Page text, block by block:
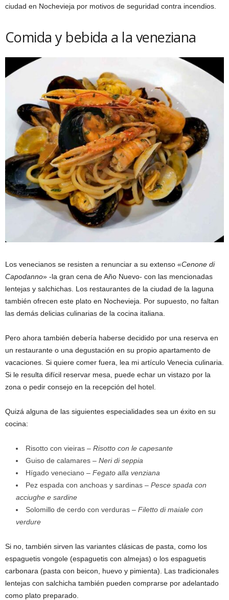
ciudad en Nochevieja por motivos de seguridad contra incendios.
Comida y bebida a la veneziana
Los venecianos se resisten a renunciar a su extenso «Cenone di
Capodanno» -la gran cena de Año Nuevo- con las mencionadas
lentejas y salchichas. Los restaurantes de la ciudad de la laguna
también ofrecen este plato en Nochevieja. Por supuesto, no faltan
las demás delicias culinarias de la cocina italiana.
Pero ahora también debería haberse decidido por una reserva en
un restaurante o una degustación en su propio apartamento de
vacaciones. Si quiere comer fuera, lea mi artículo Venecia culinaria.
Si le resulta difícil reservar mesa, puede echar un vistazo por la
zona o pedir consejo en la recepción del hotel.
Quizá alguna de las siguientes especialidades sea un éxito en su
cocina:
Risotto con vieiras – Risotto con le capesante
Guiso de calamares – Neri di seppia
Hígado veneciano – Fegato alla venziana
Pez espada con anchoas y sardinas – Pesce spada con
acciughe e sardine
Solomillo de cerdo con verduras – Filetto di maiale con
verdure
Si no, también sirven las variantes clásicas de pasta, como los
espaguetis vongole (espaguetis con almejas) o los espaguetis
carbonara (pasta con beicon, huevo y pimienta). Las tradicionales
lentejas con salchicha también pueden comprarse por adelantado
como plato preparado.